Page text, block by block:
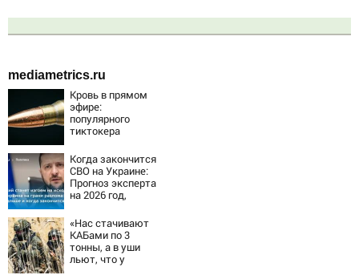
mediametrics.ru
Кровь в прямом
эфире:
популярного
тиктокера
ресторана
Когда закончится
СВО на Украине:
Прогноз эксперта
на 2026 год,
новости о боевых
действиях
«Нас стачивают
КАБами по 3
тонны, а в уши
льют, что у